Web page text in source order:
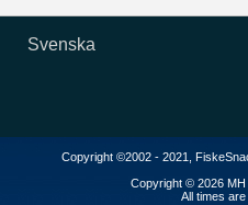
Svenska
Copyright ©2002 - 2021,
Copyright © 2026 MH
All times